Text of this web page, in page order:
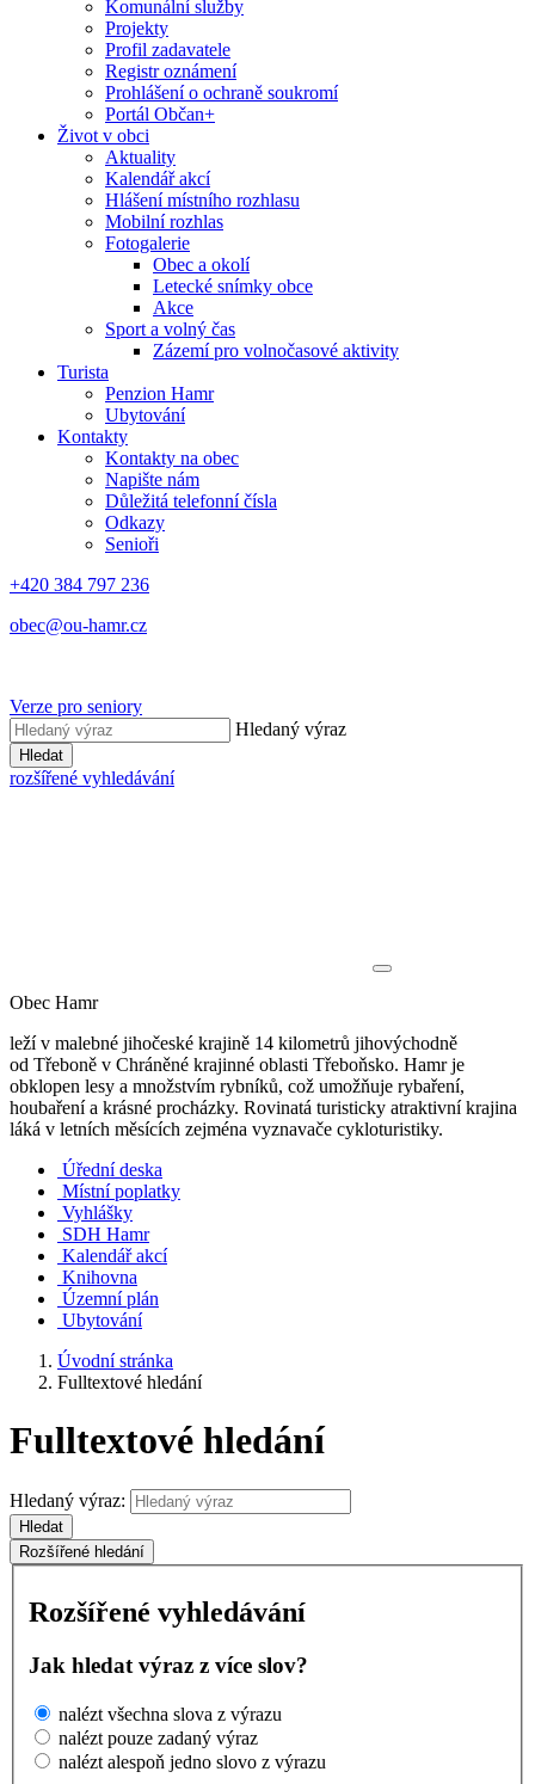
Komunální služby
Projekty
Profil zadavatele
Registr oznámení
Prohlášení o ochraně soukromí
Portál Občan+
Život v obci
Aktuality
Kalendář akcí
Hlášení místního rozhlasu
Mobilní rozhlas
Fotogalerie
Obec a okolí
Letecké snímky obce
Akce
Sport a volný čas
Zázemí pro volnočasové aktivity
Turista
Penzion Hamr
Ubytování
Kontakty
Kontakty na obec
Napište nám
Důležitá telefonní čísla
Odkazy
Senioři
+420 384 797 236
obec@ou-hamr.cz
Verze pro seniory
Hledaný výraz
Hledat
rozšířené vyhledávání
Obec Hamr
leží v malebné jihočeské krajině 14 kilometrů jihovýchodně
od Třeboně v Chráněné krajinné oblasti Třeboňsko. Hamr je
obklopen lesy a množstvím rybníků, což umožňuje rybaření,
houbaření a krásné procházky. Rovinatá turisticky atraktivní krajina
láká v letních měsících zejména vyznavače cykloturistiky.
Úřední deska
Místní poplatky
Vyhlášky
SDH Hamr
Kalendář akcí
Knihovna
Územní plán
Ubytování
Úvodní stránka
Fulltextové hledání
Fulltextové hledání
Hledaný výraz:
Hledat
Rozšířené hledání
Rozšířené vyhledávání
Jak hledat výraz z více slov?
nalézt všechna slova z výrazu
nalézt pouze zadaný výraz
nalézt alespoň jedno slovo z výrazu